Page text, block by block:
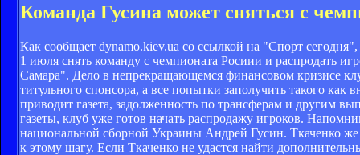
Команда Гусина может сняться с
Как сообщает dynamo.kiev.ua со ссылкой на "Спорт
1 июля снять команду с чемпионата Росиии и распродать
Самара". Дело в непрекращающемся финансовом кризисе
титульного спонсора, а все попытки заполучить такого
приводит газета, задолженность по трансферам и другим
газеты, клуб уже готов начать распродажу игроков.
национальной сборной Украины Андрей Гусин. Ткаченко
к этому шагу. Если Ткаченко не удастся найти